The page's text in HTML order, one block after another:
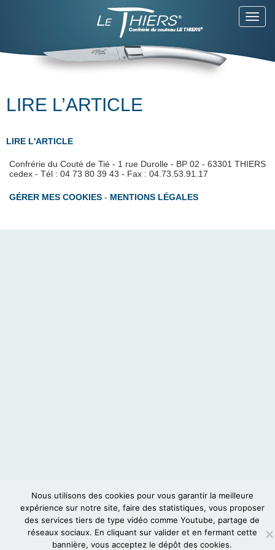
LIRE L’ARTICLE
LIRE L'ARTICLE
Confrérie du Couté de Tié - 1 rue Durolle - BP 02 - 63301 THIERS
cedex - Tél : 04 73 80 39 43 - Fax : 04.73.53.91.17
GÉRER MES COOKIES - MENTIONS LÉGALES
Nous utilisons des cookies pour vous garantir la meilleure
expérience sur notre site, faire des statistiques, vous proposer
des services tiers de type vidéo comme Youtube, partage de
réseaux sociaux. En cliquant sur valider et en fermant cette
bannière, vous acceptez le dépôt des cookies.